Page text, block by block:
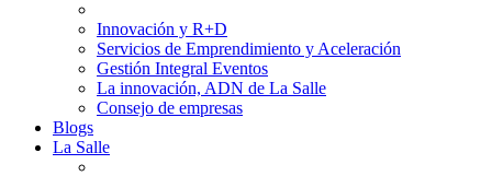
Innovación y R+D
Servicios de Emprendimiento y Aceleración
Gestión Integral Eventos
La innovación, ADN de La Salle
Consejo de empresas
Blogs
La Salle